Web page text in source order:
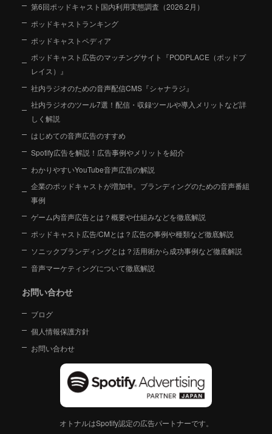
第6回ポッドキャスト国内利用実態調査（2026.2月）
ポッドキャストランキング
ポッドキャストペディア
ポッドキャスト広告のマッチングサイト『PODPLACE（ポッドプ
レイス）』
社内ラジオのための音声配信CMS『シャナラジ』
社内ラジオのツール7選！配信・収録ツールや導入メリットなど詳
しく解説
はじめての音声広告のすすめ
Spotify広告を解説！広告事例やメリットを紹介
わかりやすいYouTube音声広告の解説
企業のポッドキャストが増加中。ブランディングのための音声番組
事例
ゲーム内音声広告とは？概要や仕組みなどを徹底解説
ポッドキャスト広告/CMとは？広告の事例や種類など徹底解説
ソニックブランディングとは？活用術から成功事例など徹底解説
音声マーケティングについて徹底解説
お問い合わせ
ブログ
個人情報保護方針
お問い合わせ
オトナルはSpotify認定の広告パートナーです。